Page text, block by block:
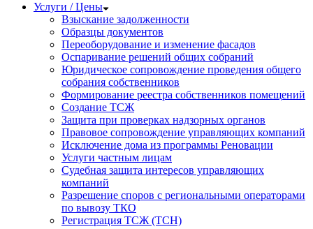
Услуги / Цены
Взыскание задолженности
Образцы документов
Переоборудование и изменение фасадов
Оспаривание решений общих собраний
Юридическое сопровождение проведения общего
собрания собственников
Формирование реестра собственников помещений
Создание ТСЖ
Защита при проверках надзорных органов
Правовое сопровождение управляющих компаний
Исключение дома из программы Реновации
Услуги частным лицам
Судебная защита интересов управляющих
компаний
Разрешение споров с региональными операторами
по вывозу ТКО
Регистрация ТСЖ (ТСН)